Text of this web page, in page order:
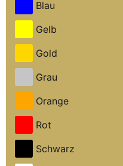
Blau
Gelb
Gold
Grau
Orange
Rot
Schwarz